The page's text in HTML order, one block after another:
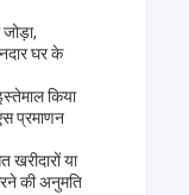
घर के
किया
प्रमाणन
या
की अनुमति